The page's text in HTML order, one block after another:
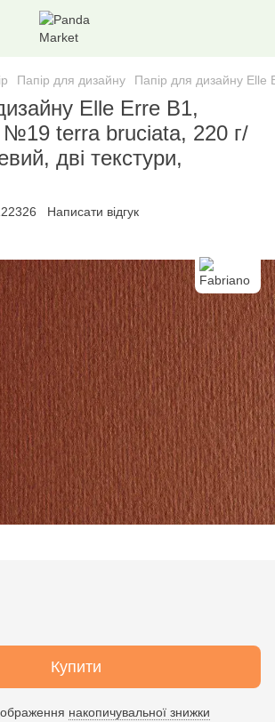
Папiр для дизайну Папір для дизайну
Elle Erre B1,
terra bruciata, 220 г/
дві текстури,
Написати відгук
Купити
накопичувальної знижки